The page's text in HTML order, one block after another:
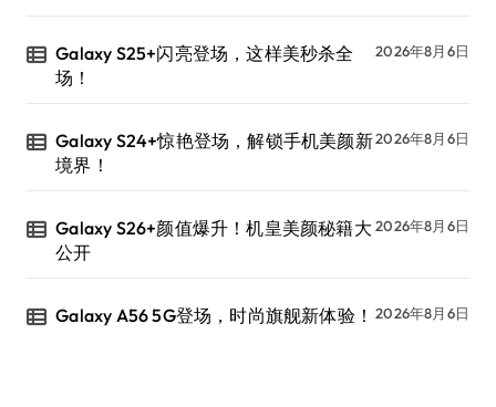
Galaxy S25+闪亮登场，这样美秒杀全
场！
2026年8月6日
Galaxy S24+惊艳登场，解锁手机美颜新
境界！
2026年8月6日
Galaxy S26+颜值爆升！机皇美颜秘籍大
公开
2026年8月6日
Galaxy A56 5G登场，时尚旗舰新体验！ 2026年8月6日